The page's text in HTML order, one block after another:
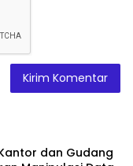
dan Gudang